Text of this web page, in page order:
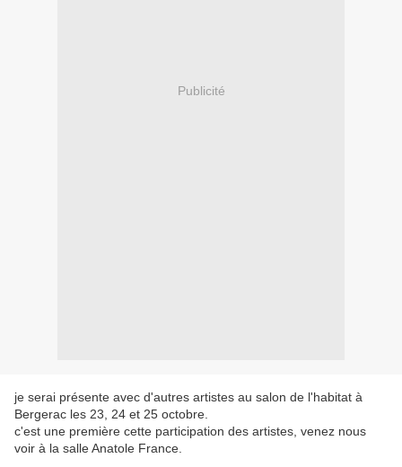
Publicité
je serai présente avec d'autres artistes au salon de l'habitat à
Bergerac les 23, 24 et 25 octobre.
c'est une première cette participation des artistes, venez nous
voir à la salle Anatole France.